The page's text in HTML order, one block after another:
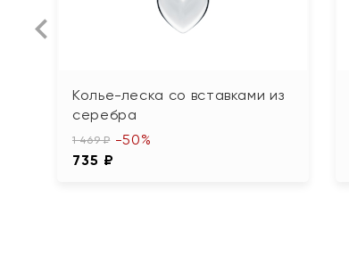
Колье-леска со вставками из
серебра
1 469 ₽
735 ₽
-50%